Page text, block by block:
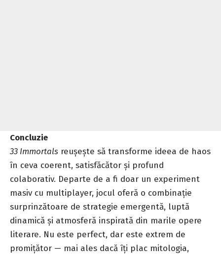
Concluzie
33 Immortals reușește să transforme ideea de haos
în ceva coerent, satisfăcător și profund
colaborativ. Departe de a fi doar un experiment
masiv cu multiplayer, jocul oferă o combinație
surprinzătoare de strategie emergentă, luptă
dinamică și atmosferă inspirată din marile opere
literare. Nu este perfect, dar este extrem de
promițător — mai ales dacă îți plac mitologia,